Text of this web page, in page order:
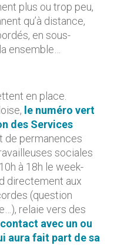
plus ou trop peu,
qu’à distance,
en sous-
ensemble…
en place.
le numéro vert
des Services
de permanences
sociales
à 18h le week-
directement aux
(question
relaie vers des
avec un ou
aura fait part de sa